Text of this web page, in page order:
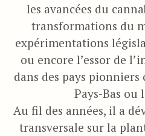
les avancées du
transformations du
expérimentations
ou encore l’essor de
dans des pays pionniers
Pays-Bas ou
Au fil des années, il a
transversale sur la